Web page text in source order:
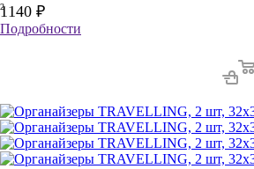
2
1140 ₽
Подробности